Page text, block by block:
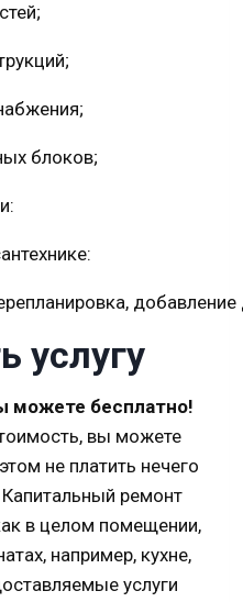
блоков;
услугу
можете бесплатно!
вы можете
не платить нечего
ремонт
в целом помещении,
например, кухне,
услуги